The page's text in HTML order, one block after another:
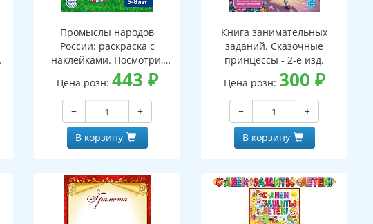
Промыслы народов
России: раскраска с
наклейками. Посмотри,
наклей, раскрась (для
детей 5-8 лет)
Цена розн: 443 ₽
−
+
В корзину
Книга занимательных
заданий. Сказочные
принцессы - 2-е изд.
Цена розн: 300 ₽
−
+
В корзину